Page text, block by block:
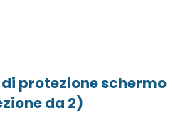
di protezione schermo
da 2)